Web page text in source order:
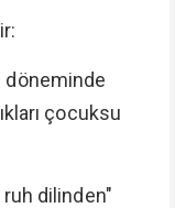
döneminde
çocuksu
dilinden"